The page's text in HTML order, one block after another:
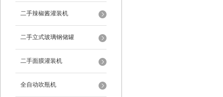
体机
二手辣椒酱灌装机
二手立式玻璃钢储罐
二手面膜灌装机
全自动吹瓶机